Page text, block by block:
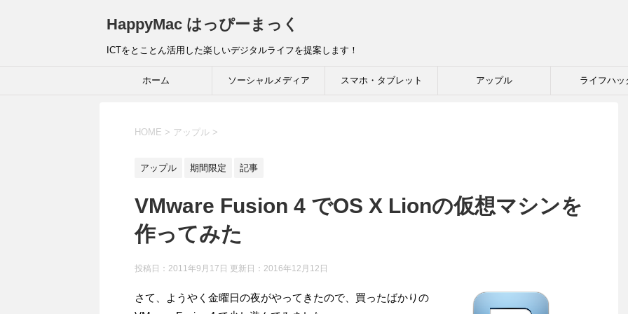
HappyMac はっぴーまっく
ICTをとことん活用した楽しいデジタルライフを提案します！
ホーム ソーシャルメディア スマホ・タブレット アップル ライフハッ
HOME > アップル >
アップル 期間限定 記事
VMware Fusion 4 でOS X Lionの仮想マシンを
作ってみた
投稿日：2011年9月17日 更新日： 2016年12月12日
さて、ようやく金曜日の夜がやってきたので、買ったばかりの